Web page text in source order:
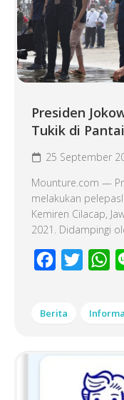
Presiden
Tukik di
25 September
Mounture.com —
melakukan
Kemiren Cilacap,
2021. Didampingi
Facebook
Twitter
Berita